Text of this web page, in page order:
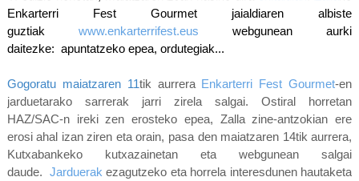
Enkarterri Fest Gourmet jaialdiaren albiste
guztiak www.enkarterrifest.eus webgunean aurki
daitezke: apuntatzeko epea, ordutegiak...
Gogoratu maiatzaren 11tik aurrera Enkarterri Fest Gourmet-en
jarduetarako sarrerak jarri zirela salgai. Ostiral horretan
HAZ/SAC-n ireki zen erosteko epea, Zalla zine-antzokian ere
erosi ahal izan ziren eta orain, pasa den maiatzaren 14tik aurrera,
Kutxabankeko kutxazainetan eta webgunean salgai
daude. Jarduerak ezagutzeko eta horrela interesdunen hautaketa